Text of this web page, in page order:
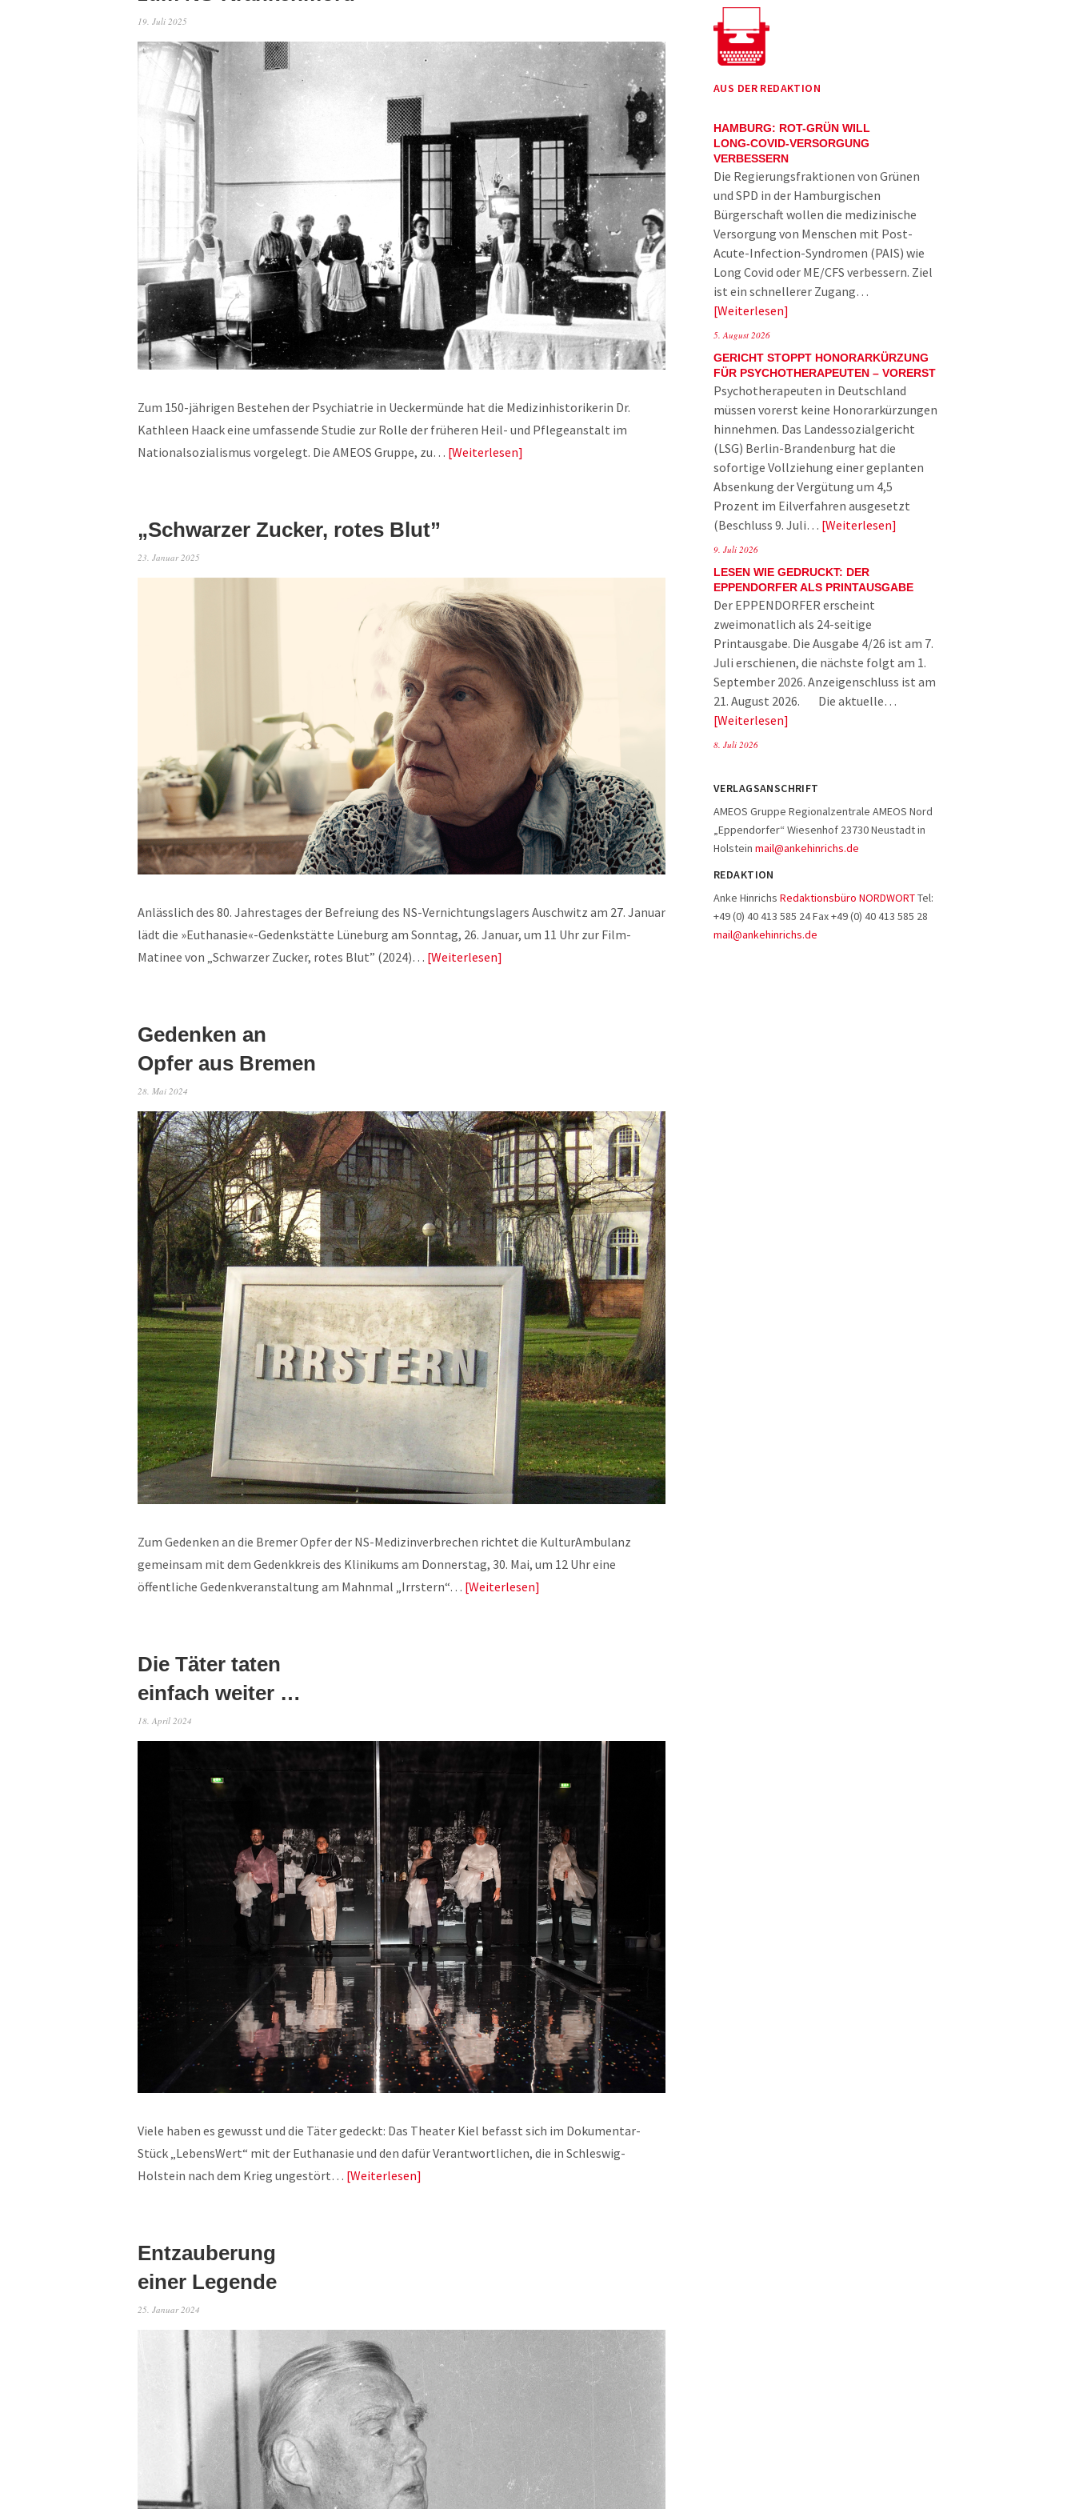
19. Juli 2025
Zum 150-jährigen Bestehen der Psychiatrie in Ueckermünde hat die Medizinhistorikerin Dr.
Kathleen Haack eine umfassende Studie zur Rolle der früheren Heil- und Pflegeanstalt im
Nationalsozialismus vorgelegt. Die AMEOS Gruppe, zu… Weiterlesen
„Schwarzer Zucker, rotes Blut”
23. Januar 2025
Anlässlich des 80. Jahrestages der Befreiung des NS-Vernichtungslagers Auschwitz am 27. Januar
lädt die »Euthanasie«-Gedenkstätte Lüneburg am Sonntag, 26. Januar, um 11 Uhr zur Film-
Matinee von „Schwarzer Zucker, rotes Blut” (2024)… Weiterlesen
Gedenken an
Opfer aus Bremen
28. Mai 2024
Zum Gedenken an die Bremer Opfer der NS-Medizinverbrechen richtet die KulturAmbulanz
gemeinsam mit dem Gedenkkreis des Klinikums am Donnerstag, 30. Mai, um 12 Uhr eine
öffentliche Gedenkveranstaltung am Mahnmal „Irrstern“… Weiterlesen
Die Täter taten
einfach weiter …
18. April 2024
Viele haben es gewusst und die Täter gedeckt: Das Theater Kiel befasst sich im Dokumentar-
Stück „LebensWert“ mit der Euthanasie und den dafür Verantwortlichen, die in Schleswig-
Holstein nach dem Krieg ungestört… Weiterlesen
Entzauberung
einer Legende
25. Januar 2024
AUS DER REDAKTION
HAMBURG: ROT-GRÜN WILL
LONG-COVID-VERSORGUNG
VERBESSERN
Die Regierungsfraktionen von Grünen
und SPD in der Hamburgischen
Bürgerschaft wollen die medizinische
Versorgung von Menschen mit Post-
Acute-Infection-Syndromen (PAIS) wie
Long Covid oder ME/CFS verbessern. Ziel
ist ein schnellerer Zugang…
Weiterlesen
5. August 2026
GERICHT STOPPT HONORARKÜRZUNG
FÜR PSYCHOTHERAPEUTEN – VORERST
Psychotherapeuten in Deutschland
müssen vorerst keine Honorarkürzungen
hinnehmen. Das Landessozialgericht
(LSG) Berlin-Brandenburg hat die
sofortige Vollziehung einer geplanten
Absenkung der Vergütung um 4,5
Prozent im Eilverfahren ausgesetzt
(Beschluss 9. Juli… Weiterlesen
9. Juli 2026
LESEN WIE GEDRUCKT: DER
EPPENDORFER ALS PRINTAUSGABE
Der EPPENDORFER erscheint
zweimonatlich als 24-seitige
Printausgabe. Die Ausgabe 4/26 ist am 7.
Juli erschienen, die nächste folgt am 1.
September 2026. Anzeigenschluss ist am
21. August 2026. Die aktuelle…
Weiterlesen
8. Juli 2026
VERLAGSANSCHRIFT
AMEOS Gruppe Regionalzentrale AMEOS Nord
„Eppendorfer“ Wiesenhof 23730 Neustadt in
Holstein mail@ankehinrichs.de
REDAKTION
Anke Hinrichs Redaktionsbüro NORDWORTTel:
+49 (0) 40 413 585 24 Fax +49 (0) 40 413 585 28
mail@ankehinrichs.de